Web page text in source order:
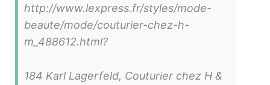
http://www.lexpress.fr/styles/mode-
beaute/mode/couturier-chez-h-
m_488612.html?
184 Karl Lagerfeld, Couturier chez H &